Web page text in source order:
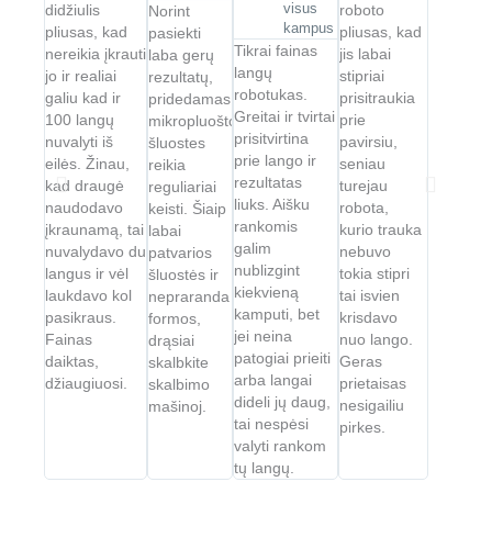
didžiulis
pliusas, kad
nereikia įkrauti
jo ir realiai
galiu kad ir
100 langų
nuvalyti iš
eilės. Žinau,
kad draugė
naudodavo
įkraunamą, tai
nuvalydavo du
langus ir vėl
laukdavo kol
pasikraus.
Fainas
daiktas,
džiaugiuosi.
Norint
pasiekti
laba gerų
rezultatų,
pridedamas
mikropluošto
šluostes
reikia
reguliariai
keisti. Šiaip
labai
patvarios
šluostės ir
nepraranda
formos,
drąsiai
skalbkite
skalbimo
mašinoj.
visus
kampus
Tikrai fainas
langų
robotukas.
Greitai ir tvirtai
prisitvirtina
prie lango ir
rezultatas
liuks. Aišku
rankomis
galim
nublizgint
kiekvieną
kamputi, bet
jei neina
patogiai prieiti
arba langai
dideli jų daug,
tai nespėsi
valyti rankom
tų langų.
roboto
pliusas, kad
jis labai
stipriai
prisitraukia
prie
pavirsiu,
seniau
turejau
robota,
kurio trauka
nebuvo
tokia stipri
tai isvien
krisdavo
nuo lango.
Geras
prietaisas
nesigailiu
pirkes.